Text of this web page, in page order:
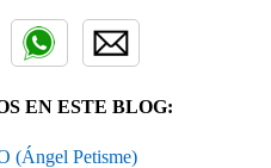
EN ESTE BLOG:
(Ángel Petisme)